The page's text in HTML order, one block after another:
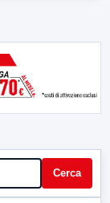
Cerca